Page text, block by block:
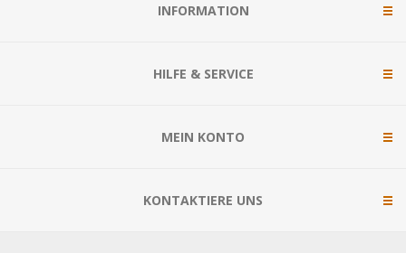
INFORMATION
HILFE & SERVICE
MEIN KONTO
KONTAKTIERE UNS